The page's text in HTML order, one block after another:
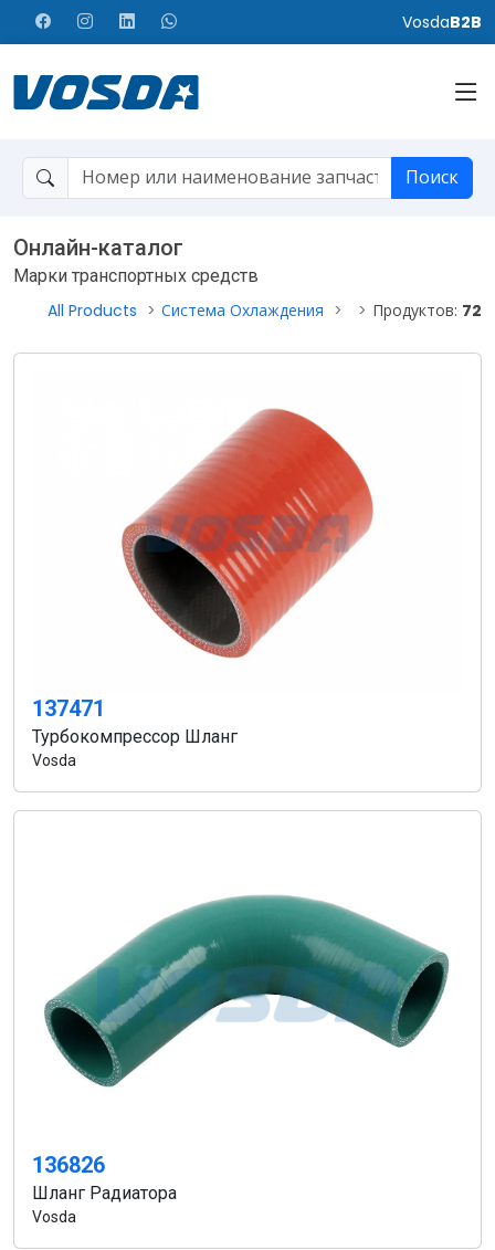
VosdaB2B
Поиск
Онлайн-каталог
Марки транспортных средств
All Products Система Охлаждения Продуктов: 72
137471
Турбокомпрессор Шланг
Vosda
136826
Шланг Радиатора
Vosda